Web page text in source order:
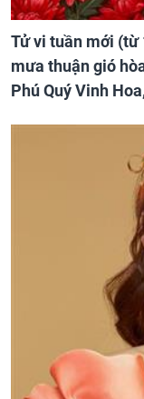
Tử vi tuần mới (từ
mưa thuận gió
Phú Quý Vinh